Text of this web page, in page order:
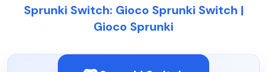
Sprunki Switch: Gioco Sprunki Switch |
Gioco Sprunki